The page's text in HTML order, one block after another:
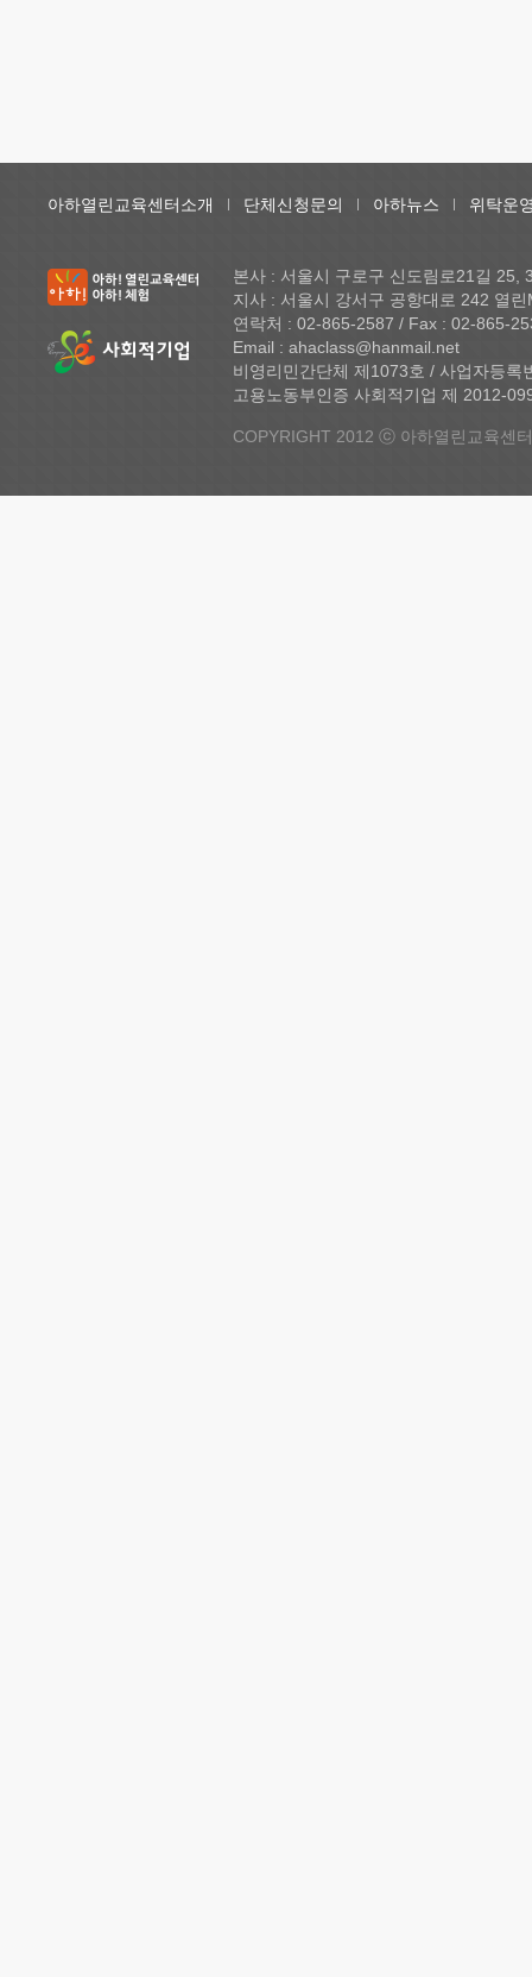
아하열린교육센터소개 단체신청문의 아하뉴스 위탁운
본사 : 서울시 구로구 신도림로21길 25,
지사 : 서울시 강서구 공항대로 242 열
연락처 : 02-865-2587 / Fax : 02-865-
Email : ahaclass@hanmail.net
비영리민간단체 제1073호 / 사업자등록
고용노동부인증 사회적기업 제 2012-
COPYRIGHT 2012 ⓒ 아하열린교육센